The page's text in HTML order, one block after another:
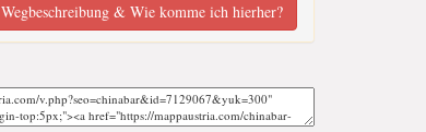
Wegbeschreibung & Wie komme ich hierher?